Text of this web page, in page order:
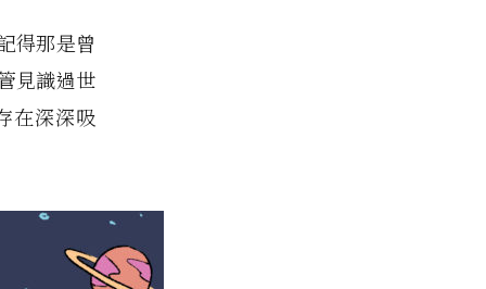
得那是曾
見識過世
在深深吸